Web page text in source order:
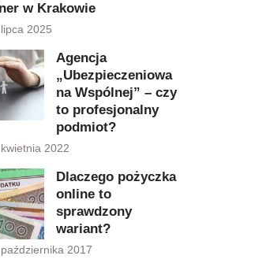
w Krakowie
2025
Agencja
„Ubezpieczeniowa
na Wspólnej” – czy
to profesjonalny
podmiot?
2022
Dlaczego pożyczka
online to
sprawdzony
wariant?
2017